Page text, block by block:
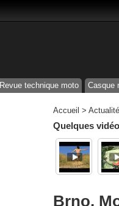
Revue technique moto Casque
Accueil >
Quelques
Brno,